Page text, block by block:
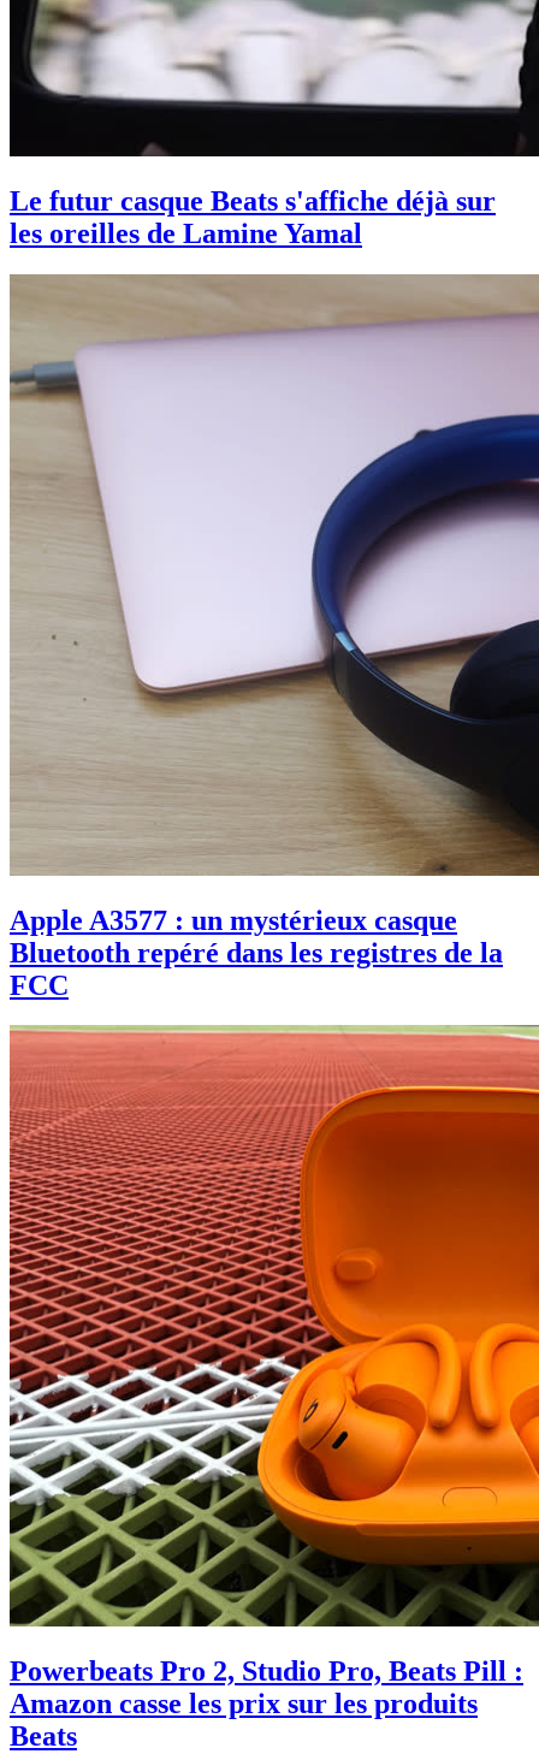
Le futur casque Beats s'affiche déjà sur
les oreilles de Lamine Yamal
Apple A3577 : un mystérieux casque
Bluetooth repéré dans les registres de la
FCC
Powerbeats Pro 2, Studio Pro, Beats Pill :
Amazon casse les prix sur les produits
Beats